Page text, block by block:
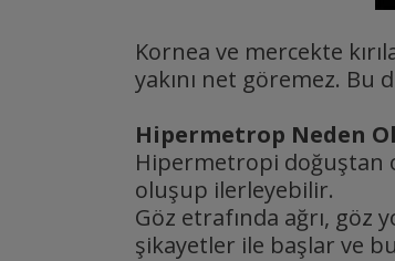
Kornea ve mercekte
yakını net göremez.
Hipermetrop Neden
Hipermetropi doğuştan
oluşup ilerleyebilir.
Göz etrafında ağrı, göz
şikayetler ile başlar ve